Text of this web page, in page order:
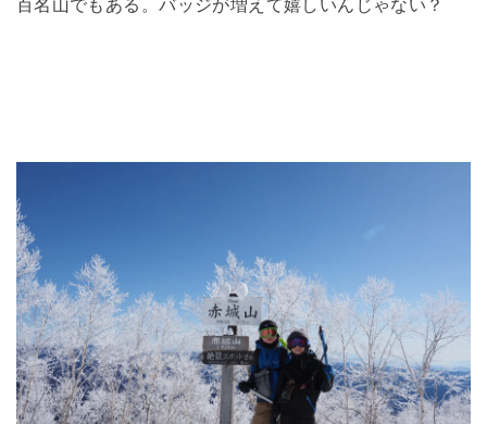
百名山でもある。バッジが増えて嬉しいんじゃない？